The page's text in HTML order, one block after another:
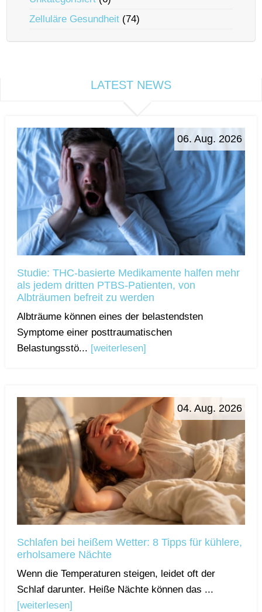
Zelluläre Gesundheit (74)
LATEST NEWS
06. Aug. 2026
Studie: THC-basierte Medikamente halfen mehr
als jedem dritten PTBS-Patienten, von
Albträumen befreit zu werden
Albträume können eines der belastendsten
Symptome einer posttraumatischen
Belastungsstö... [weiterlesen]
04. Aug. 2026
Schlafen bei heißem Wetter: 8 Tipps für kühlere,
erholsamere Nächte
Wenn die Temperaturen steigen, leidet oft der
Schlaf darunter. Heiße Nächte können das ...
[weiterlesen]